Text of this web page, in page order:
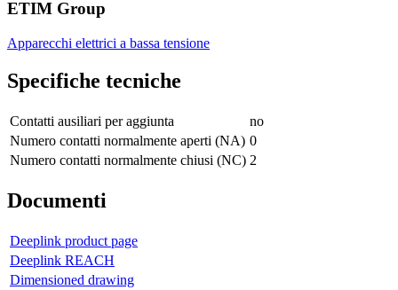
ETIM Group
Apparecchi elettrici a bassa tensione
Specifiche tecniche
Contatti ausiliari per aggiunta
no
Numero contatti normalmente aperti (NA) 0
Numero contatti normalmente chiusi (NC) 2
Documenti
Deeplink product page
Deeplink REACH
Dimensioned drawing